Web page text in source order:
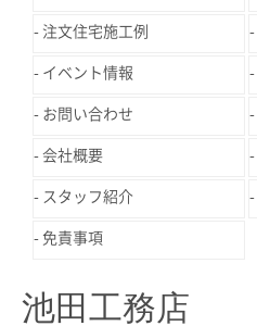
注文住宅施工例
イベント情報
お問い合わせ
会社概要
スタッフ紹介
免責事項
池田工務店